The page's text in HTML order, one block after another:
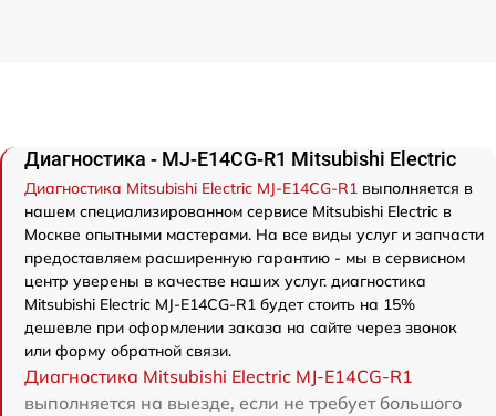
Диагностика - MJ-E14CG-R1 Mitsubishi Electric
Диагностика Mitsubishi Electric MJ-E14CG-R1 выполняется в
нашем специализированном сервисе Mitsubishi Electric в
Москве опытными мастерами. На все виды услуг и запчасти
предоставляем расширенную гарантию - мы в сервисном
центр уверены в качестве наших услуг. диагностика
Mitsubishi Electric MJ-E14CG-R1 будет стоить на 15%
дешевле при оформлении заказа на сайте через звонок
или форму обратной связи.
Диагностика Mitsubishi Electric MJ-E14CG-R1
выполняется на выезде, если не требует большого